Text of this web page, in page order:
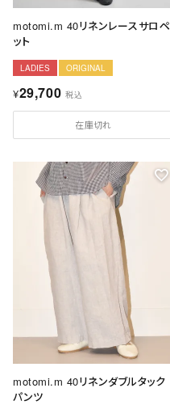
ログイン
新規会員登録
マイページ
送料について
お支払いについて
プライバシーポリシー
特定商取引法の表記
お問い合わせ
motomi.m 40リネンレースサロペ
ット
LADIES ORIGINAL
¥29,700 税込
在庫切れ
motomi.m 40リネンダブルタック
パンツ